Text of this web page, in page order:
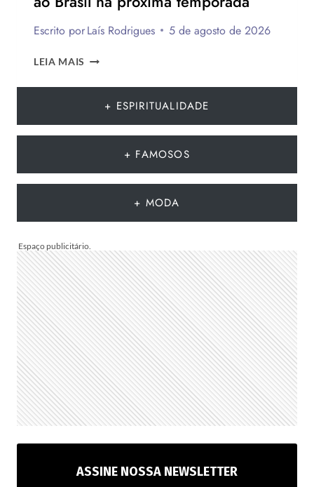
Escrito porLaís Rodrigues 5 de agosto de 2026
LEIA MAIS
DE
MODA
QUE
AO
NA
PRÓXIMA
TEMPORADA
+ ESPIRITUALIDADE
+ FAMOSOS
+ MODA
ASSINE NOSSA NEWSLETTER